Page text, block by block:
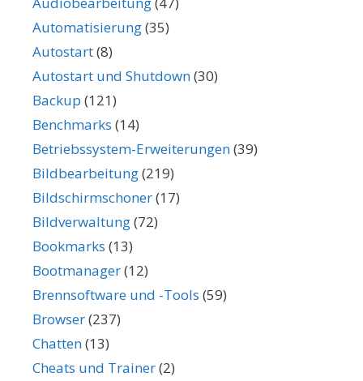
Automatisierung(35)
Autostart(8)
Autostart und Shutdown(30)
Backup (121)
Benchmarks (14)
Betriebssystem-Erweiterungen(39)
Bildbearbeitung(219)
Bildschirmschoner(17)
Bildverwaltung(72)
Bookmarks (13)
Bootmanager(12)
Brennsoftware und -Tools (59)
Browser(237)
Chatten(13)
Cheats und Trainer(2)